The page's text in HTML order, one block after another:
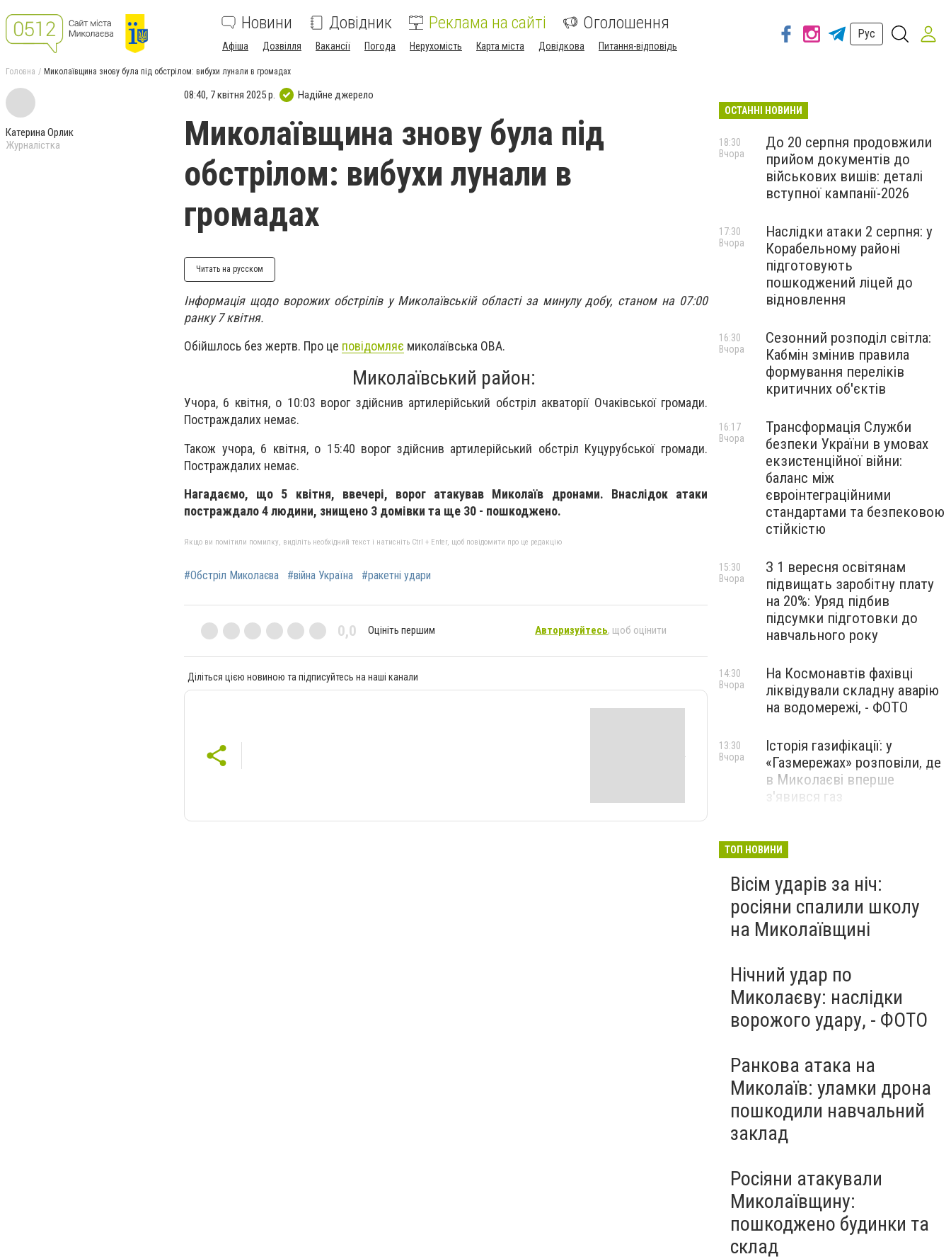
Новини Довідник Реклама на сайті Оголошення
Афіша Дозвілля Вакансії Погода Нерухомість Карта міста Довідкова Питання-відповідь
Рус
Головна Миколаївщина знову була під обстрілом: вибухи лунали в громадах
Катерина Орлик
Журналістка
08:40, 7 квітня 2025 р. Надійне джерело
Миколаївщина знову була під
обстрілом: вибухи лунали в
громадах
Читать на русском
Інформація щодо ворожих обстрілів у Миколаївській області за минулу добу, станом на 07:00
ранку 7 квітня.
Обійшлось без жертв. Про це повідомляє миколаївська ОВА.
Миколаївський район:
Учора, 6 квітня, о 10:03 ворог здійснив артилерійський обстріл акваторії Очаківської громади.
Постраждалих немає.
Також учора, 6 квітня, о 15:40 ворог здійснив артилерійський обстріл Куцурубської громади.
Постраждалих немає.
Нагадаємо, що 5 квітня, ввечері, ворог атакував Миколаїв дронами. Внаслідок атаки
постраждало 4 людини, знищено 3 домівки та ще 30 - пошкоджено.
Якщо ви помітили помилку, виділіть необхідний текст і натисніть Ctrl + Enter, щоб повідомити про це редакцію
#Обстріл Миколаєва #війна Україна #ракетні удари
0,0 Оцініть першим Авторизуйтесь, щоб оцінити
Діліться цією новиною та підписуйтесь на наші канали
ОСТАННІ НОВИНИ
До 20 серпня продовжили
прийом документів до
військових вишів: деталі
вступної кампанії-2026
18:30
Вчора
Наслідки атаки 2 серпня: у
Корабельному районі
підготовують
пошкоджений ліцей до
відновлення
17:30
Вчора
Сезонний розподіл світла:
Кабмін змінив правила
формування переліків
критичних об'єктів
16:30
Вчора
Трансформація Служби
безпеки України в умовах
екзистенційної війни:
баланс між
євроінтеграційними
стандартами та безпековою
стійкістю
16:17
Вчора
З 1 вересня освітянам
підвищать заробітну плату
на 20%: Уряд підбив
підсумки підготовки до
навчального року
15:30
Вчора
На Космонавтів фахівці
ліквідували складну аварію
на водомережі, - ФОТО
14:30
Вчора
Історія газифікації: у
«Газмережах» розповіли, де
в Миколаєві вперше
з'явився газ
13:30
Вчора
Миколаєві 2026: шукаємо
перезавантаження
ПАРТНЕРСЬКИЙ СПЕЦПРОЄКТ
Вчора
ТОП НОВИНИ
Вісім ударів за ніч:
росіяни спалили школу
на Миколаївщині
Нічний удар по
Миколаєву: наслідки
ворожого удару, - ФОТО
Ранкова атака на
Миколаїв: уламки дрона
пошкодили навчальний
заклад
Росіяни атакували
Миколаївщину:
пошкоджено будинки та
склад